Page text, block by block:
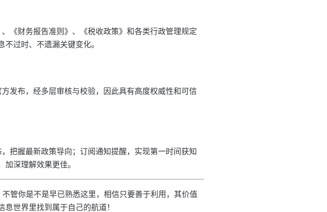
《财务报告准则》、《税收政策》和各类行政管理规定
过时、不遗漏关键变化。
发布，经多层审核与校验，因此具有高度权威性和可信
把握最新政策导向；订阅通知提醒，实现第一时间获知
深理解效果更佳。
管你是不是早已熟悉这里，相信只要善于利用，其价值
世界里找到属于自己的航道！